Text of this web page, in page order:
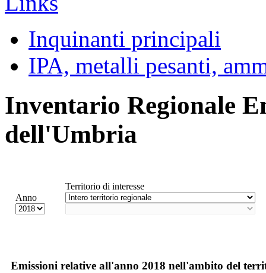
Inquinanti principali
IPA, metalli pesanti,
Inventario Regionale
dell'Umbria
Anno
Territorio di interesse
Emissioni relative all'anno 2018 nell'ambito del